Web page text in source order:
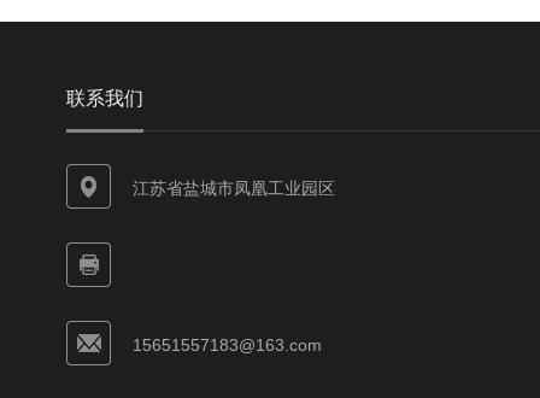
联系我们
江苏省盐城市凤凰工业园区
15651557183@163.com